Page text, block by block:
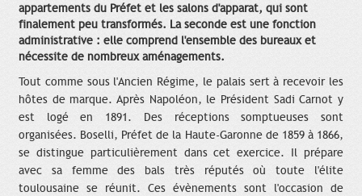
appartements du Préfet et les salons d'apparat, qui sont
finalement peu transformés. La seconde est une fonction
administrative : elle comprend l'ensemble des bureaux et
nécessite de nombreux aménagements.
Tout comme sous l'Ancien Régime, le palais sert à recevoir les
hôtes de marque. Après Napoléon, le Président Sadi Carnot y
est logé en 1891. Des réceptions somptueuses sont
organisées. Boselli, Préfet de la Haute-Garonne de 1859 à 1866,
se distingue particulièrement dans cet exercice. Il prépare
avec sa femme des bals très réputés où toute l'élite
toulousaine se réunit. Ces évènements sont l'occasion de